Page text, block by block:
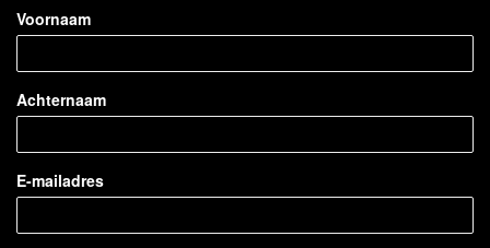
Voornaam
Achternaam
E-mailadres